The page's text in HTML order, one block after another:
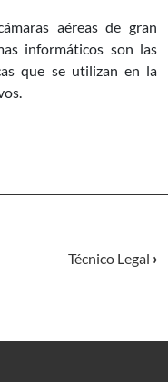
aéreas de gran
informáticos son las
que se utilizan en la
Técnico Legal ›